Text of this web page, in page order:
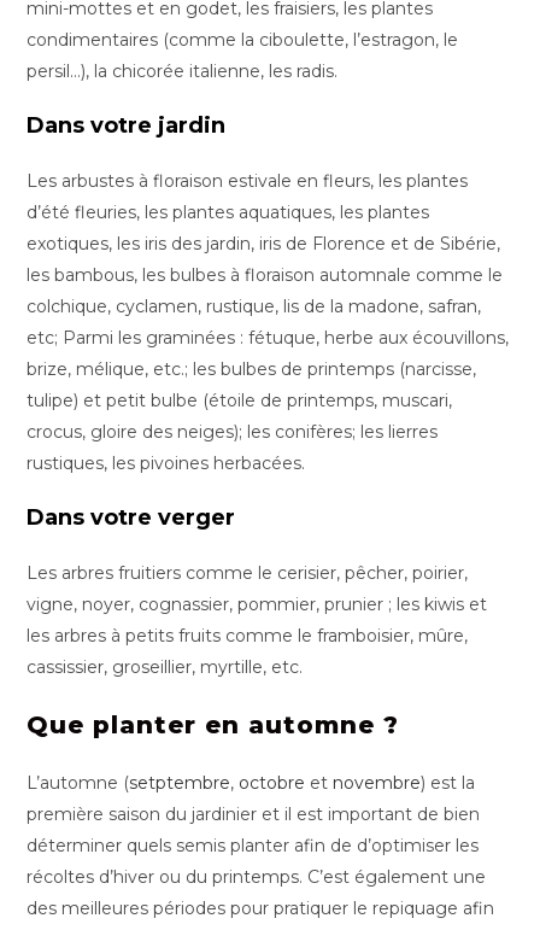
mini-mottes et en godet, les fraisiers, les plantes
condimentaires (comme la ciboulette, l’estragon, le
persil…), la chicorée italienne, les radis.
Dans votre jardin
Les arbustes à floraison estivale en fleurs, les plantes
d’été fleuries, les plantes aquatiques, les plantes
exotiques, les iris des jardin, iris de Florence et de Sibérie,
les bambous, les bulbes à floraison automnale comme le
colchique, cyclamen, rustique, lis de la madone, safran,
etc; Parmi les graminées : fétuque, herbe aux écouvillons,
brize, mélique, etc.; les bulbes de printemps (narcisse,
tulipe) et petit bulbe (étoile de printemps, muscari,
crocus, gloire des neiges); les conifères; les lierres
rustiques, les pivoines herbacées.
Dans votre verger
Les arbres fruitiers comme le cerisier, pêcher, poirier,
vigne, noyer, cognassier, pommier, prunier ; les kiwis et
les arbres à petits fruits comme le framboisier, mûre,
cassissier, groseillier, myrtille, etc.
Que planter en automne ?
L’automne (setptembre, octobre et novembre) est la
première saison du jardinier et il est important de bien
déterminer quels semis planter afin de d’optimiser les
récoltes d’hiver ou du printemps. C’est également une
des meilleures périodes pour pratiquer le repiquage afin